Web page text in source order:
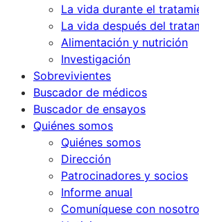
La vida durante el
La vida después del
Alimentación y nutrición
Investigación
Sobrevivientes
Buscador de médicos
Buscador de ensayos
Quiénes somos
Quiénes somos
Dirección
Patrocinadores y socios
Informe anual
Comuníquese con